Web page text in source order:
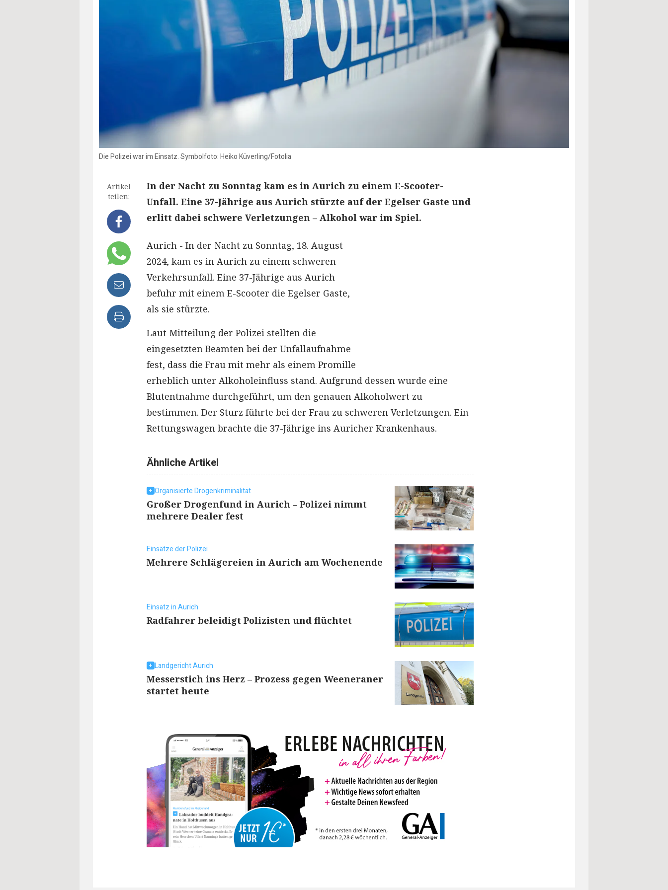
Die Polizei war im Einsatz. Symbolfoto: Heiko Küverling/Fotolia
Artikel
teilen:
In der Nacht zu Sonntag kam es in Aurich zu einem E-Scooter-
Unfall. Eine 37-Jährige aus Aurich stürzte auf der Egelser Gaste und
erlitt dabei schwere Verletzungen – Alkohol war im Spiel.
Aurich - In der Nacht zu Sonntag, 18. August
2024, kam es in Aurich zu einem schweren
Verkehrsunfall. Eine 37-Jährige aus Aurich
befuhr mit einem E-Scooter die Egelser Gaste,
als sie stürzte.
Laut Mitteilung der Polizei stellten die
eingesetzten Beamten bei der Unfallaufnahme
fest, dass die Frau mit mehr als einem Promille
erheblich unter Alkoholeinfluss stand. Aufgrund dessen wurde eine
Blutentnahme durchgeführt, um den genauen Alkoholwert zu
bestimmen. Der Sturz führte bei der Frau zu schweren Verletzungen. Ein
Rettungswagen brachte die 37-Jährige ins Auricher Krankenhaus.
Ähnliche Artikel
Organisierte Drogenkriminalität
Großer Drogenfund in Aurich – Polizei nimmt
mehrere Dealer fest
Einsätze der Polizei
Mehrere Schlägereien in Aurich am Wochenende
Einsatz in Aurich
Radfahrer beleidigt Polizisten und flüchtet
Landgericht Aurich
Messerstich ins Herz – Prozess gegen Weeneraner
startet heute